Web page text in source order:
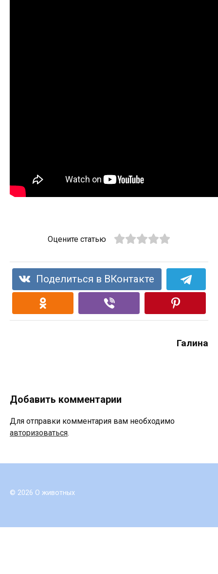
Оцените статью
Поделиться в ВКонтакте
Галина
Добавить комментарии
Для отправки комментария вам необходимо
авторизоваться.
© 2026 О животных